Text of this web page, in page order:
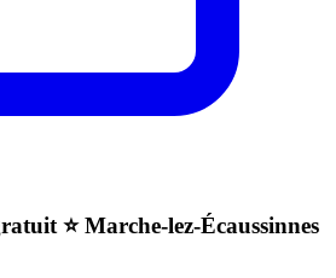
⭐️ Marche-lez-Écaussinnes